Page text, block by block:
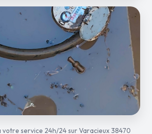
votre service 24h/24 sur Varacieux 38470